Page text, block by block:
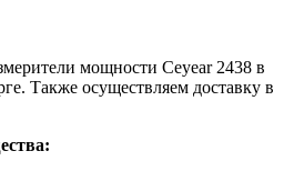
мощности Ceyear 2438 в
Также осуществляем доставку в